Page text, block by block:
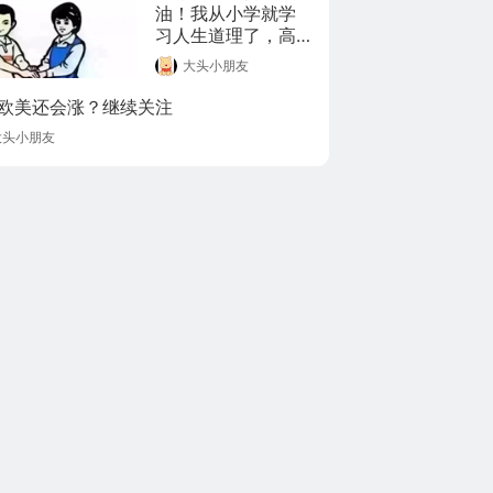
油！我从小学就学
习人生道理了，高
考不是事儿[笑cry]
[笑cry][笑cry]轻松
轻松轻松～加油加
油加油～
大头小朋友
美还会涨？继续关注
小朋友